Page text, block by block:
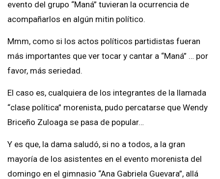
evento del grupo “Maná” tuvieran la ocurrencia de
acompañarlos en algún mitin político.
Mmm, como si los actos políticos partidistas fueran
más importantes que ver tocar y cantar a “Maná” … por
favor, más seriedad.
El caso es, cualquiera de los integrantes de la llamada
“clase política” morenista, pudo percatarse que Wendy
Briceño Zuloaga se pasa de popular…
Y es que, la dama saludó, si no a todos, a la gran
mayoría de los asistentes en el evento morenista del
domingo en el gimnasio “Ana Gabriela Guevara”, allá